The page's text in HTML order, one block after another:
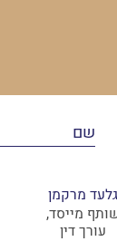
גלעד מרקמן
מייסד,
עורך דין